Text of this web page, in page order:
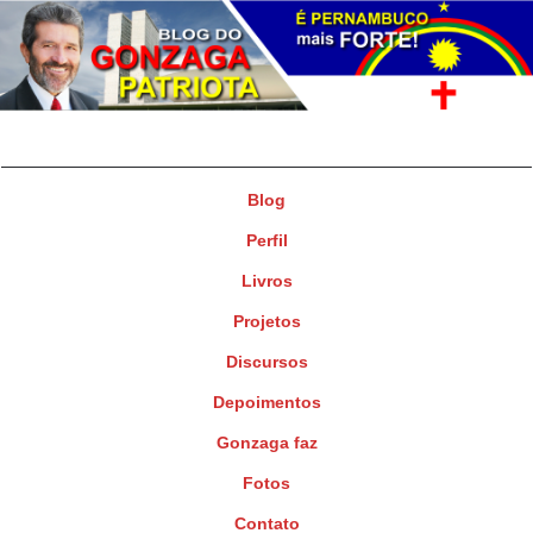
Blog
Perfil
Livros
Projetos
Discursos
Depoimentos
Gonzaga faz
Fotos
Contato